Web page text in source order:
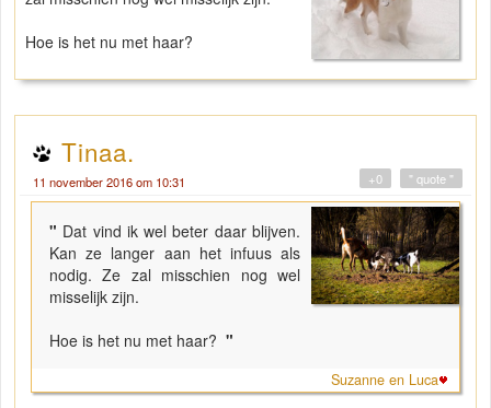
Hoe is het nu met haar?
Tinaa.
11 november 2016 om 10:31 " quote "
+0
" Dat vind ik wel beter daar blijven.
Kan ze langer aan het infuus als
nodig. Ze zal misschien nog wel
misselijk zijn.
Hoe is het nu met haar? "
Suzanne en Luca